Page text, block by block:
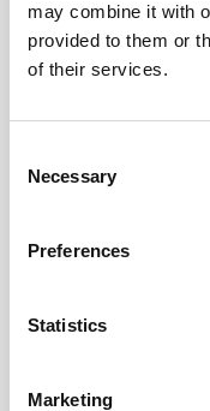
may combine it with
provided to them or
of their services.
Selection
Necessary
Preferences
Statistics
Marketing